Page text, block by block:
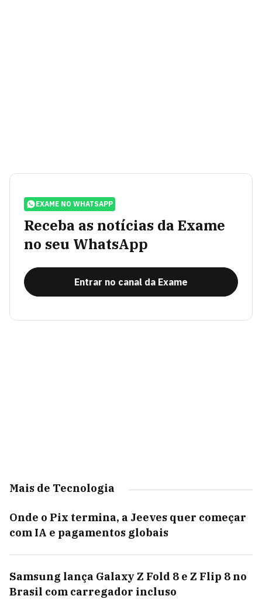
EXAME NO WHATSAPP
Receba as notícias da Exame
no seu WhatsApp
Entrar no canal da Exame
Mais de Tecnologia
Onde o Pix termina, a Jeeves quer começar
com IA e pagamentos globais
Samsung lança Galaxy Z Fold 8 e Z Flip 8 no
Brasil com carregador incluso